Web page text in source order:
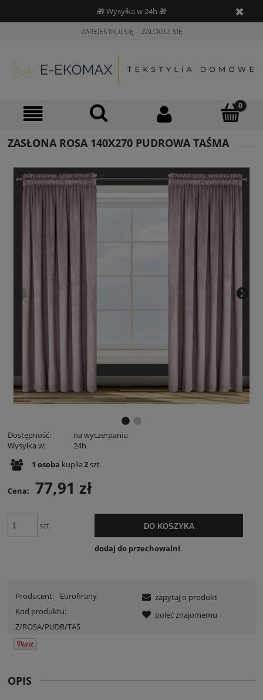
🎁 Wysyłka w 24h 🎁
ZAREJESTRUJ SIĘ ZALOGUJ SIĘ
ZASŁONA ROSA 140X270 PUDROWA TAŚMA
Dostępność:
na wyczerpaniu
Wysyłka w:
24h
1 osoba kupiła2szt.
Cena: 77,91 zł
szt. DO KOSZYKA
dodaj do przechowalni
Producent:
Eurofirany
Kod produktu:
Z/ROSA/PUDR/TAŚ
zapytaj o produkt
poleć znajomemu
OPIS